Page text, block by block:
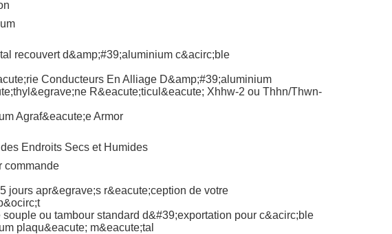
recouvert d&amp;#39;aluminium c&acirc;ble
Conducteurs En Alliage D&amp;#39;aluminium
R&eacute;ticul&eacute; Xhhw-2 ou Thhn/Thwn-
Agraf&eacute;e Armor
Endroits Secs et Humides
commande
jours apr&egrave;s r&eacute;ception de votre
souple ou tambour standard d&#39;exportation pour c&acirc;ble
plaqu&eacute; m&eacute;tal